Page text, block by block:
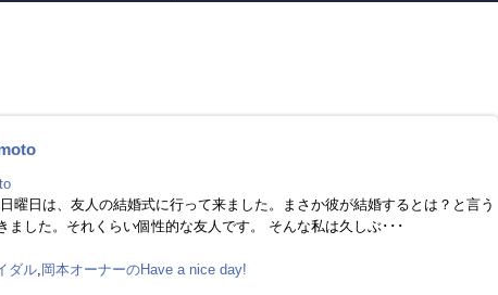
曜日は、友人の結婚式に行って来ました。まさか彼が結婚するとは？と言う
ました。それくらい個性的な友人です。 そんな私は久しぶ･･･
ダル 岡本オーナーのHave a nice day!